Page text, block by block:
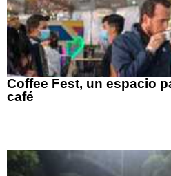
Coffee Fest, un espacio
café